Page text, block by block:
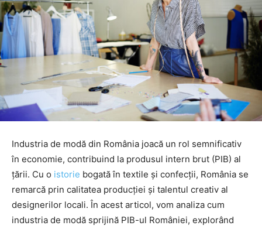
Industria de modă din România joacă un rol semnificativ
în economie, contribuind la produsul intern brut (PIB) al
țării. Cu o istorie bogată în textile și confecții, România se
remarcă prin calitatea producției și talentul creativ al
designerilor locali. În acest articol, vom analiza cum
industria de modă sprijină PIB-ul României, explorând